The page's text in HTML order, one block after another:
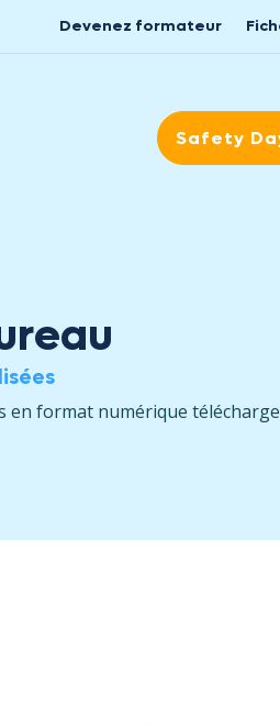
Devenez formateur
Safety
format numérique